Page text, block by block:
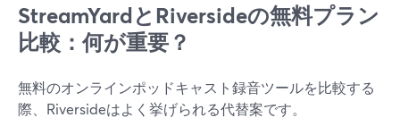
StreamYardとRiversideの無料プラン
比較：何が重要？
無料のオンラインポッドキャスト録音ツールを比較する
際、Riversideはよく挙げられる代替案です。